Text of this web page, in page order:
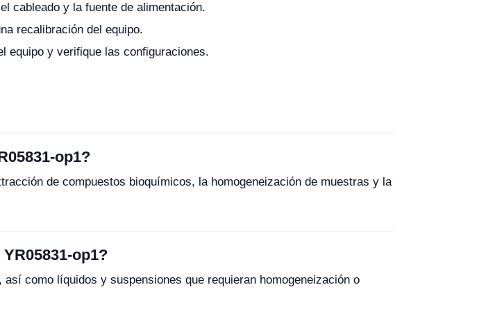
cableado y la fuente de alimentación.
recalibración del equipo.
equipo y verifique las configuraciones.
op1?
de compuestos bioquímicos, la homogeneización de muestras y la
op1?
como líquidos y suspensiones que requieran homogeneización o